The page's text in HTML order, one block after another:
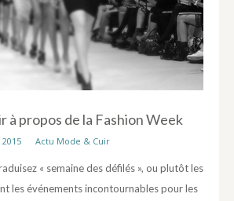
à propos de la Fashion Week
Actu Mode & Cuir
« semaine des défilés », ou plutôt les
les événements incontournables pour les